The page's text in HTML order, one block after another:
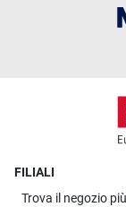
FILIALI
Trova il negozio